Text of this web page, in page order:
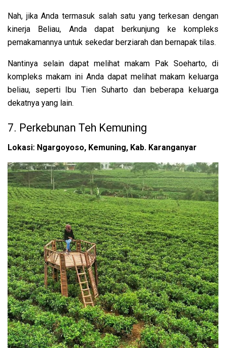
Nah, jika Anda termasuk salah satu yang terkesan dengan
kinerja Beliau, Anda dapat berkunjung ke kompleks
pemakamannya untuk sekedar berziarah dan bernapak tilas.
Nantinya selain dapat melihat makam Pak Soeharto, di
kompleks makam ini Anda dapat melihat makam keluarga
beliau, seperti Ibu Tien Suharto dan beberapa keluarga
dekatnya yang lain.
7. Perkebunan Teh Kemuning
Lokasi: Ngargoyoso, Kemuning, Kab. Karanganyar